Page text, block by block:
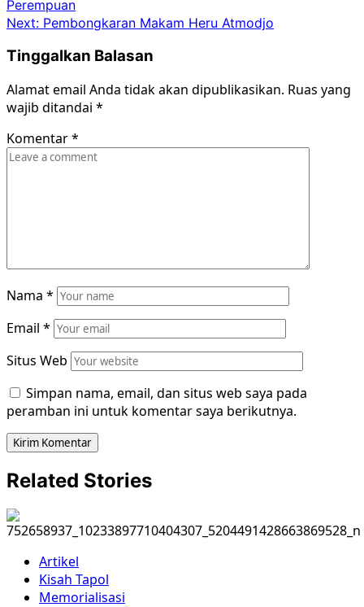
navigation
Perempuan
Next: Pembongkaran Makam Heru Atmodjo
Tinggalkan Balasan
Alamat email Anda tidak akan dipublikasikan. Ruas yang
wajib ditandai *
Komentar*
Nama *
Email *
Situs Web
Simpan nama, email, dan situs web saya pada
peramban ini untuk komentar saya berikutnya.
Related Stories
Artikel
Kisah Tapol
Memorialisasi